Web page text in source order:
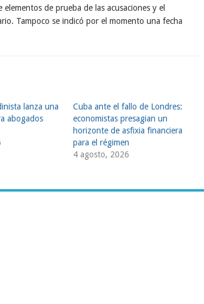
de prueba de las acusaciones y el
Tampoco se indicó por el momento una fecha
lanza una
abogados
Cuba ante el fallo de Londres:
economistas presagian un
horizonte de asfixia financiera
para el régimen
4 agosto, 2026